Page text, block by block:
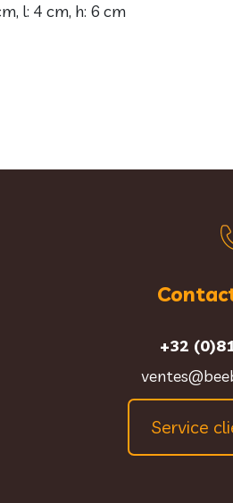
l: 4 cm, h: 6 cm
+32
Service